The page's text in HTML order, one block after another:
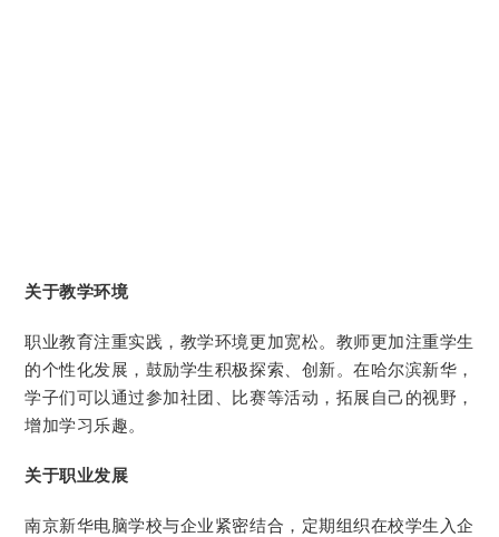
关于教学环境
职业教育注重实践，教学环境更加宽松。教师更加注重学生
的个性化发展，鼓励学生积极探索、创新。在哈尔滨新华，
学子们可以通过参加社团、比赛等活动，拓展自己的视野，
增加学习乐趣。
关于职业发展
南京新华电脑学校与企业紧密结合，定期组织在校学生入企